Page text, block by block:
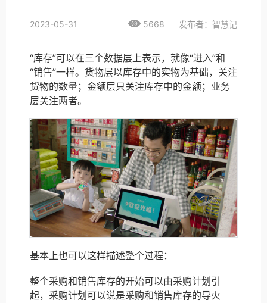
2023-05-31 5668 发布者：智慧记
“库存”可以在三个数据层上表示，就像“进入”和
“销售”一样。货物层以库存中的实物为基础，关注
货物的数量；金额层只关注库存中的金额；业务
层关注两者。
基本上也可以这样描述整个过程：
整个采购和销售库存的开始可以由采购计划引
起，采购计划可以说是采购和销售库存的导火